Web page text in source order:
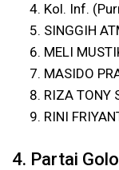
Kol. Inf.
SINGGIH
MELI
MASIDO
RIZA TONY
RINI
4. Partai